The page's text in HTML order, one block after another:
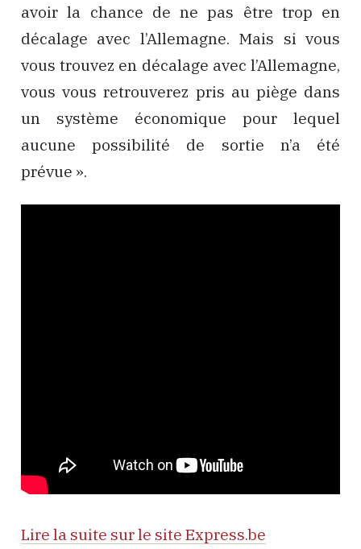
avoir la chance de ne pas être trop en
décalage avec l’Allemagne. Mais si vous
vous trouvez en décalage avec l’Allemagne,
vous vous retrouverez pris au piège dans
un système économique pour lequel
aucune possibilité de sortie n’a été
prévue ».
Lire la suite sur le site Express.be